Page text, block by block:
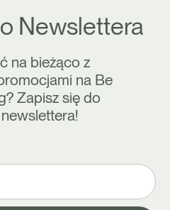
Newslettera
na bieżąco z
na Be
Zapisz się do